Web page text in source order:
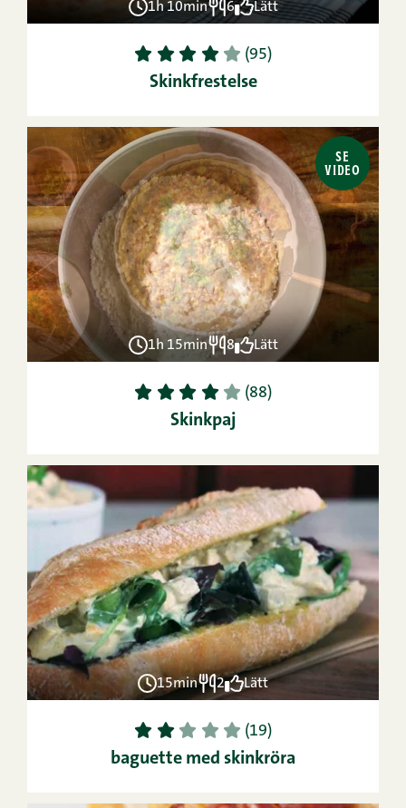
1h 10min 6 Lätt
1 2 3 4 5 (95)
Skinkfrestelse
SE
VIDEO
1h 15min 8 Lätt
1 2 3 4 5 (88)
Skinkpaj
15min 2 Lätt
1 2 3 4 5 (19)
baguette med skinkröra